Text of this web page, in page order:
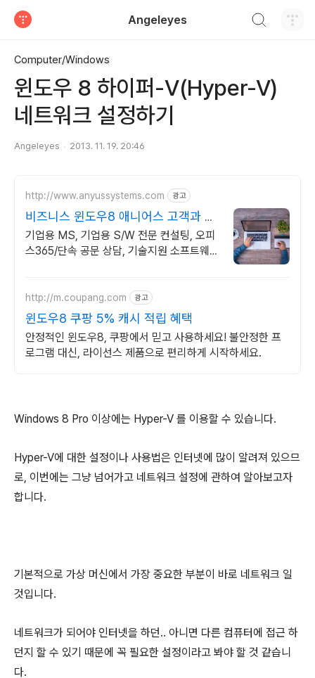
Angeleyes
Computer/Windows
윈도우 8 하이퍼-V(Hyper-V)
네트워크 설정하기
Angeleyes 2013. 11. 19. 20:46
http://www.anyussystems.com 광고
비즈니스 윈도우8 애니어스 고객과 소
통하는 IT 파트너
기업용 MS, 기업용 S/W 전문 컨설팅, 오피
스365/단속 공문 상담, 기술지원 소프트웨어
http://m.coupang.com 광고
윈도우8 쿠팡 5% 캐시 적립 혜택
안정적인 윈도우8, 쿠팡에서 믿고 사용하세요! 불안정한 프
로그램 대신, 라이선스 제품으로 편리하게 시작하세요.
Windows 8 Pro 이상에는 Hyper-V 를 이용할 수 있습니다.
Hyper-V에 대한 설정이나 사용법은 인터넷에 많이 알려져 있으므
로, 이번에는 그냥 넘어가고 네트워크 설정에 관하여 알아보고자
합니다.
기본적으로 가상 머신에서 가장 중요한 부분이 바로 네트워크 일
것입니다.
네트워크가 되어야 인터넷을 하던.. 아니면 다른 컴퓨터에 접근 하
던지 할 수 있기 때문에 꼭 필요한 설정이라고 봐야 할 것 같습니
다.